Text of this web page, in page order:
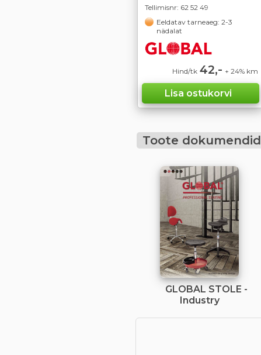
Tellimisnr: 62 52 49
Eeldatav tarneaeg: 2-3
nädalat
Hind/tk 42,- + 24% km
Toote dokumendid
GLOBAL STOLE -
Industry